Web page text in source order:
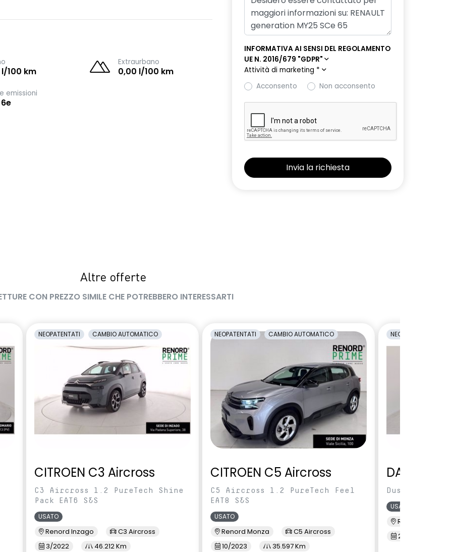
100 km
Extraurbano
0,00 l/100 km
emissioni
INFORMATIVA AI SENSI DEL REGOLAMENTO
UE N. 2016/679 "GDPR"
Attività di marketing *
Acconsento
Non acconsento
Altre offerte
CON PREZZO SIMILE CHE POTREBBERO INTERESSARTI
NEOPATENTATI CAMBIO AUTOMATICO
CITROEN C3 Aircross
C3 Aircross 1.2 PureTech Shine
Pack EAT6 S&S
USATO
Renord Inzago
C3 Aircross
3/2022
46.212 Km
NEOPATENTATI CAMBIO AUTOMATICO
CITROEN C5 Aircross
C5 Aircross 1.2 PureTech Feel
EAT8 S&S
USATO
Renord Monza
C5 Aircross
10/2023
35.597 Km
NEOPATENTATI
DACIA
Duster 1.0
USATO
Renord S.M.
2/2022